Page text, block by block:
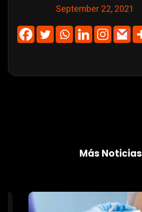
September 22, 2021
Más Noticias